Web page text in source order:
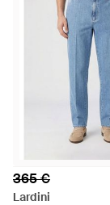
365 €
Lardini